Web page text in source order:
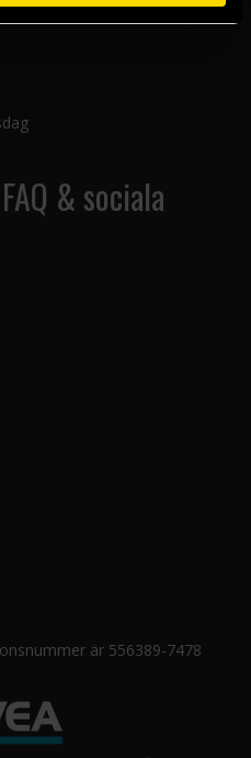
& sociala
är 556389-7478